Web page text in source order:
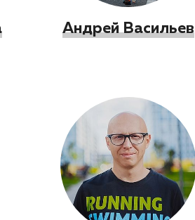
Андрей Васильев